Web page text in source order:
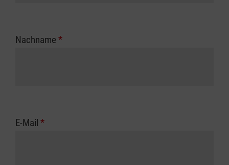
Nachname *
E-Mail *